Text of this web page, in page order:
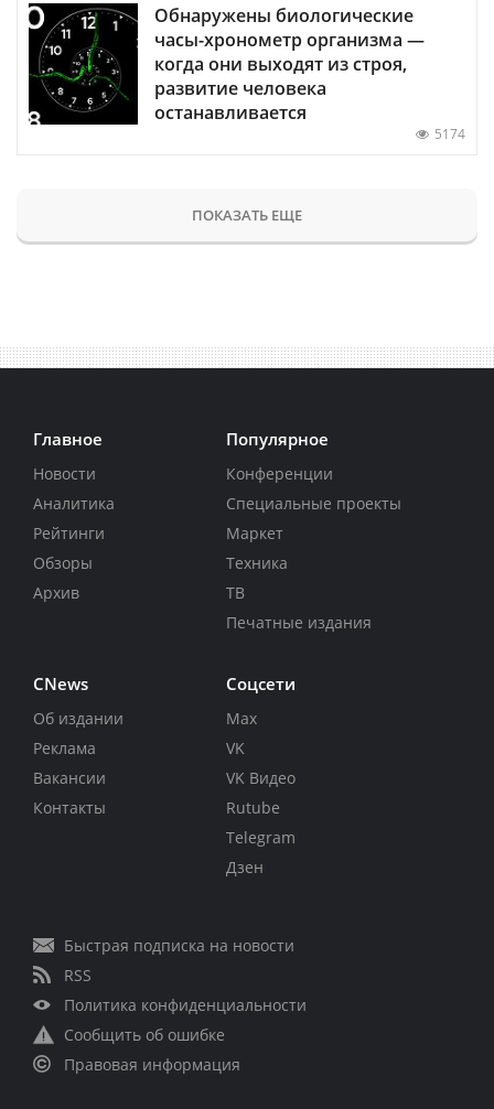
Обнаружены биологические
часы-хронометр организма —
когда они выходят из строя,
развитие человека
останавливается
5174
ПОКАЗАТЬ ЕЩЕ
Главное
Новости
Аналитика
Рейтинги
Обзоры
Архив
Популярное
Конференции
Специальные проекты
Маркет
Техника
ТВ
Печатные издания
CNews
Об издании
Реклама
Вакансии
Контакты
Соцсети
Max
VK
VK Видео
Rutube
Telegram
Дзен
Быстрая подписка на новости
RSS
Политика конфиденциальности
Сообщить об ошибке
Правовая информация